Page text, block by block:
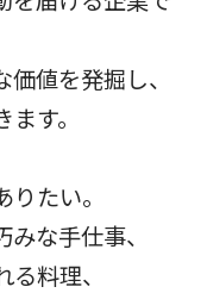
値を発掘し、
す。
たい。
な手仕事、
料理、